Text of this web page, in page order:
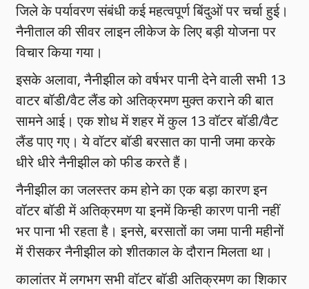
जिले के पर्यावरण संबंधी कई महत्वपूर्ण बिंदुओं पर चर्चा हुई।
नैनीताल की सीवर लाइन लीकेज के लिए बड़ी योजना पर
विचार किया गया।
इसके अलावा, नैनीझील को वर्षभर पानी देने वाली सभी 13
वाटर बॉडी/वैट लैंड को अतिक्रमण मुक्त कराने की बात
सामने आई। एक शोध में शहर में कुल 13 वॉटर बॉडी/वैट
लैंड पाए गए। ये वॉटर बॉडी बरसात का पानी जमा करके
धीरे धीरे नैनीझील को फीड करते हैं।
नैनीझील का जलस्तर कम होने का एक बड़ा कारण इन
वॉटर बॉडी में अतिक्रमण या इनमें किन्ही कारण पानी नहीं
भर पाना भी रहता है। इनसे, बरसातों का जमा पानी महीनों
में रीसकर नैनीझील को शीतकाल के दौरान मिलता था।
कालांतर में लगभग सभी वॉटर बॉडी अतिक्रमण का शिकार